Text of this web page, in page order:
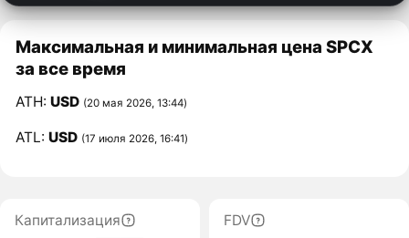
Максимальная и минимальная цена SPCX
за все время
ATH:USD (20 мая 2026, 13:44)
ATL:USD (17 июля 2026, 16:41)
Капитализация
FDV